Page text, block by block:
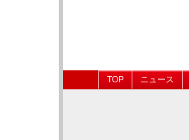
TOP ニュース